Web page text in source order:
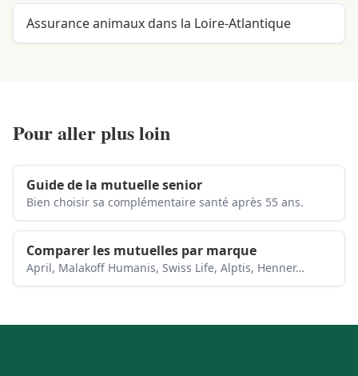
Assurance animaux dans la Loire-Atlantique
Pour aller plus loin
Guide de la mutuelle senior
Bien choisir sa complémentaire santé après 55 ans.
Comparer les mutuelles par marque
April, Malakoff Humanis, Swiss Life, Alptis, Henner…